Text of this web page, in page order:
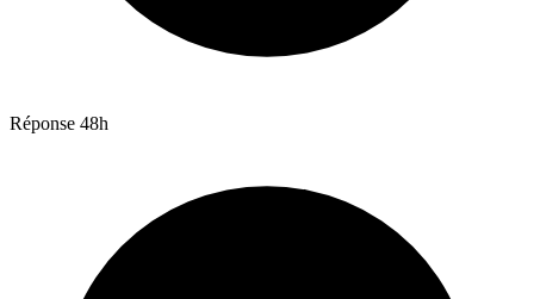
Réponse 48h